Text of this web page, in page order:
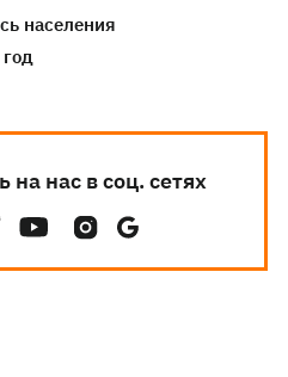
населения
нас в соц. сетях